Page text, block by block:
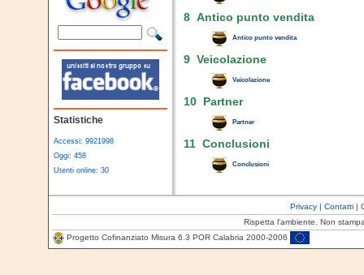
Statistiche
Accessi: 9921998
Oggi: 458
Utenti online: 30
8 Antico punto vendita
Antico punto vendita
9 Veicolazione
Veicolazione
10 Partner
Partner
11 Conclusioni
Conclusioni
Privacy| Contatti|
Rispetta l'ambiente. Non
Progetto Cofinanziato Misura 6.3 POR Calabria 2000-2006